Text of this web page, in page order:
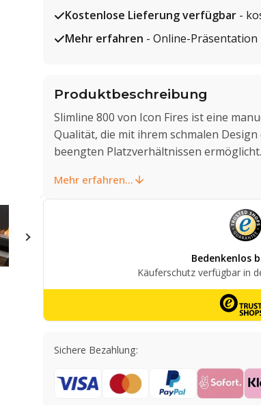
Kostenlose Lieferung verfügbar -
Mehr erfahren - Online-Präsentation
Produktbeschreibung
Slimline 800 von Icon Fires ist eine
Qualität, die mit ihrem schmalen
beengten Platzverhältnissen ermöglicht.
Mehr erfahren...
Sichere Bezahlung: